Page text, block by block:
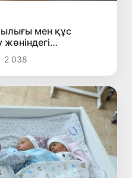
мен құс
2 038